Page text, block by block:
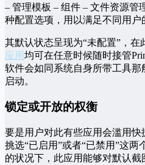
– 管理模板 – 组件 – 文件资源管
种配置选项，用以满足不同用户
其默认状态呈现为“未配置”，在
应用均可在任意时候随时接管
软件会如同系统自身所带工具
启动。
锁定或开放的权衡
要是用户对此有些应用会滥用
挑选“已启用”或者“已禁用”这两
的状况下，此应用能够对默认